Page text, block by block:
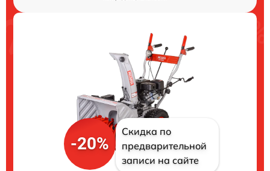
-20%
Скидка по
предварительной
записи на сайте